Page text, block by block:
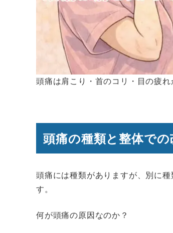
頭痛は肩こり・首のコリ・目の疲
頭痛の種類と整体で
頭痛には種類がありますが、別に
す。
何が頭痛の原因なのか？